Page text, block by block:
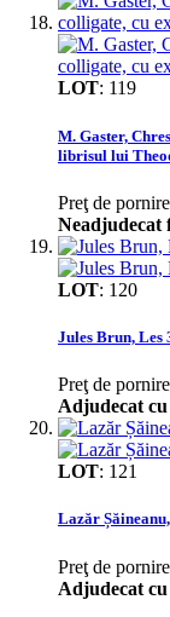
LOT: 119
M. Gaster,
librisul lui
Preţ de pornire
Neadjudecat
LOT: 120
Jules Brun, Les
Preţ de pornire
Adjudecat cu
LOT: 121
Lazăr
Preţ de pornire
Adjudecat cu